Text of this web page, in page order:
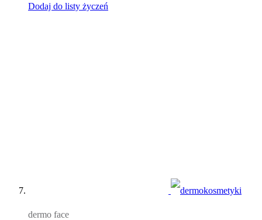
Dodaj do listy życzeń
dermo face